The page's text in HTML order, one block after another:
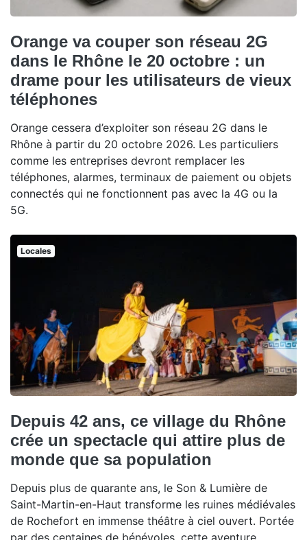
Orange va couper son réseau 2G
dans le Rhône le 20 octobre : un
drame pour les utilisateurs de vieux
téléphones
Orange cessera d’exploiter son réseau 2G dans le
Rhône à partir du 20 octobre 2026. Les particuliers
comme les entreprises devront remplacer les
téléphones, alarmes, terminaux de paiement ou objets
connectés qui ne fonctionnent pas avec la 4G ou la
5G.
Locales
Depuis 42 ans, ce village du Rhône
crée un spectacle qui attire plus de
monde que sa population
Depuis plus de quarante ans, le Son & Lumière de
Saint-Martin-en-Haut transforme les ruines médiévales
de Rochefort en immense théâtre à ciel ouvert. Portée